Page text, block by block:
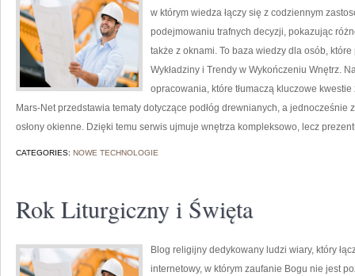
w którym wiedza łączy się z codziennym
podejmowaniu trafnych decyzji, pokazując
także z oknami. To baza wiedzy dla osób,
Wykładziny i Trendy w Wykończeniu Wnętrz.
opracowania, które tłumaczą kluczowe
Mars-Net przedstawia tematy dotyczące podłóg drewnianych, a
osłony okienne. Dzięki temu serwis ujmuje wnętrza kompleksowo, lecz
CATEGORIES: NOWE TECHNOLOGIE
Rok Liturgiczny i Święta
Blog religijny dedykowany ludzi wiary, który
internetowy, w którym zaufanie Bogu nie jest